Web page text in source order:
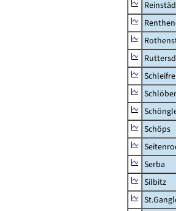
Schöps
Serba
Silbitz